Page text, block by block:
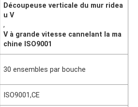
Découpeuse verticale du mur ridea
u V
,
V à grande vitesse cannelant la ma
chine ISO9001
30 ensembles par bouche
ISO9001,CE